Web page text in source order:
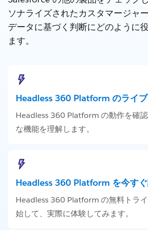
ソナライズされたカスタマージャ
データに基づく判断にどのように
ます。
Headless 360 Platform のライ
Headless 360 Platform の動作を確
な機能を理解します。
Headless 360 Platform を今す
Headless 360 Platform の無料トラ
始して、実際に体験してみます。